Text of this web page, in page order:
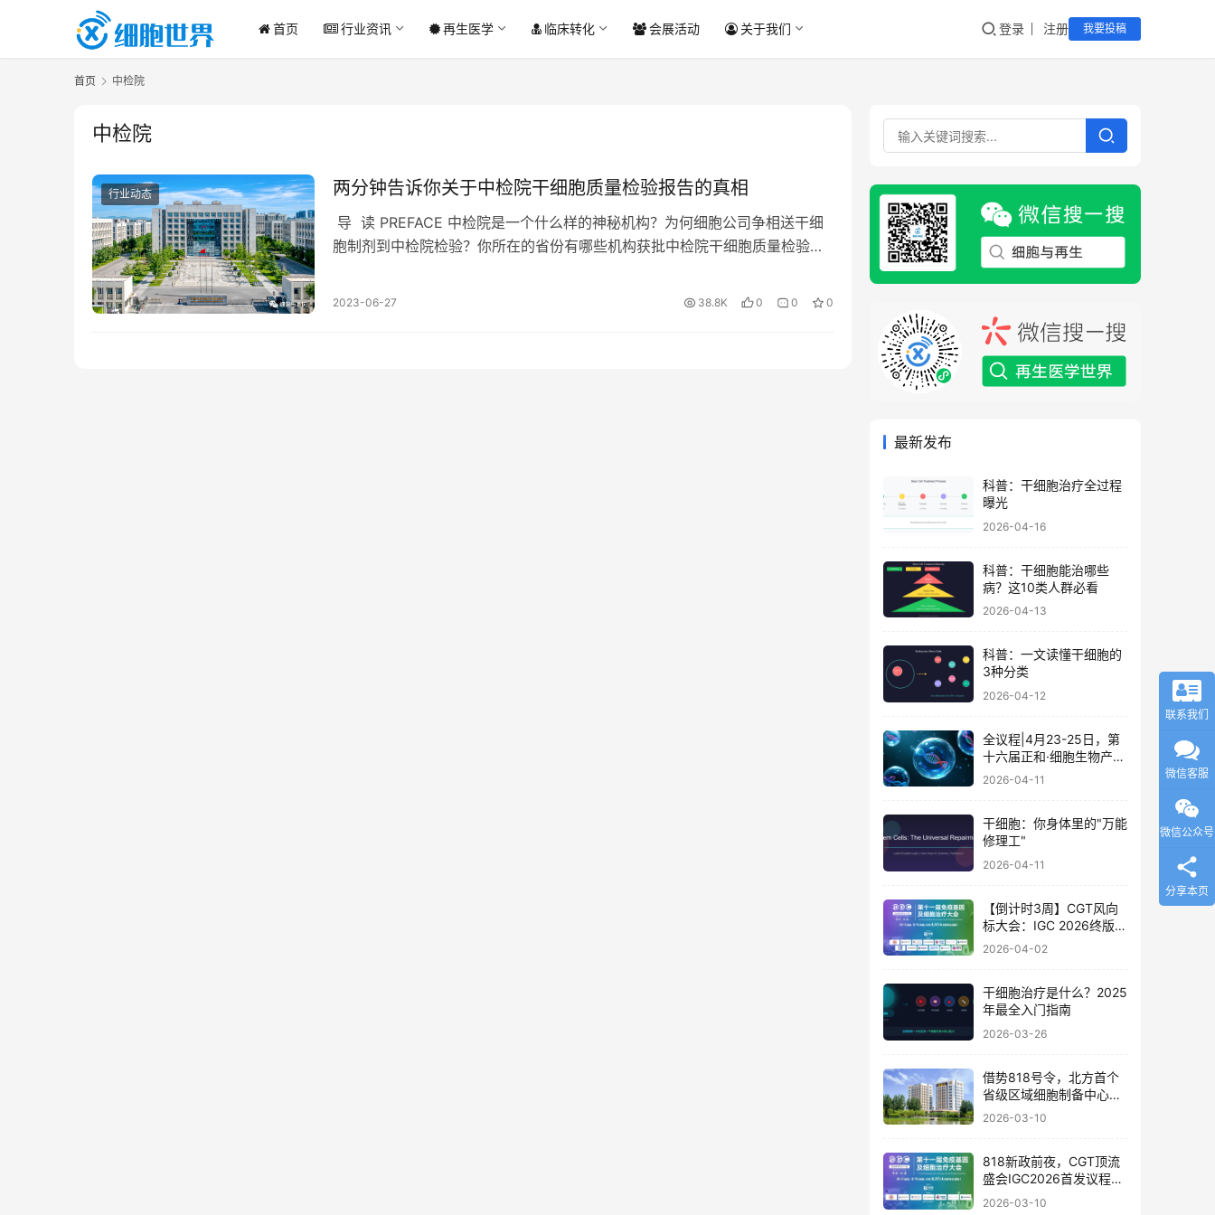
首页 行业资讯 再生医学 临床转化 会展活动 关于我们 登录 注册 我要投稿
首页 中检院
中检院
行业动态 两分钟告诉你关于中检院干细胞质量检验报告的真相
导 读 PREFACE 中检院是一个什么样的神秘机构？为何细胞公司争相送干细
胞制剂到中检院检验？你所在的省份有哪些机构获批中检院干细胞质量检验报
2023-06-27 38.8K 0 0 0
最新发布
科普：干细胞治疗全过程
曝光
2026-04-16
科普：干细胞能治哪些
病？这10类人群必看
2026-04-13
科普：一文读懂干细胞的
3种分类
2026-04-12
全议程|4月23-25日，第
十六届正和·细胞生物产业
大会暨细胞治疗与再生医
2026-04-11
干细胞：你身体里的"万能
修理工"
2026-04-11
【倒计时3周】CGT风向
标大会：IGC 2026终版议
程公布！合规与创新如何
2026-04-02
干细胞治疗是什么？2025
年最全入门指南
2026-03-26
借势818号令，北方首个
省级区域细胞制备中心落
地
2026-03-10
818新政前夜，CGT顶流
盛会IGC2026首发议程公
布！体内细胞/基因治疗/
2026-03-10
联系我们
微信客服
微信公众号
分享本页